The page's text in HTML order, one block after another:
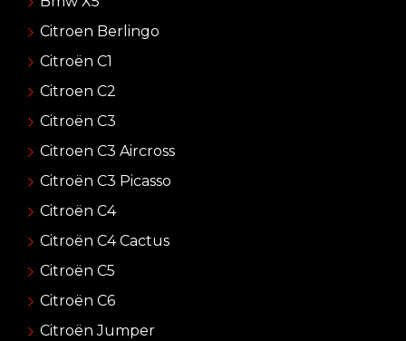
Citroen Berlingo
Citroën C1
Citroen C2
Citroën C3
Citroen C3 Aircross
Citroën C3 Picasso
Citroën C4
Citroën C4 Cactus
Citroën C5
Citroën C6
Citroën Jumper